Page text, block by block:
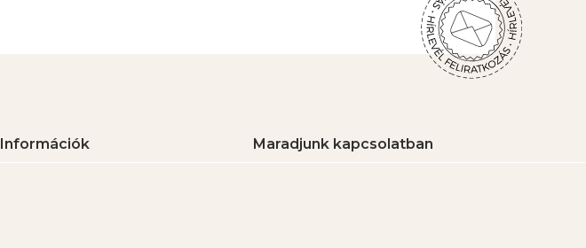
Információk Maradjunk kapcsolatban